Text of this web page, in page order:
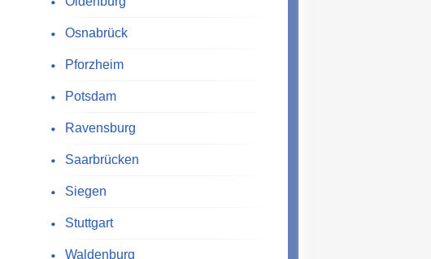
Osnabrück
Pforzheim
Potsdam
Ravensburg
Saarbrücken
Siegen
Stuttgart
Waldenburg